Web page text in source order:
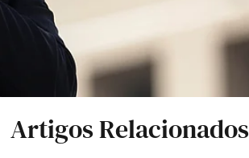
Artigos Relacionados